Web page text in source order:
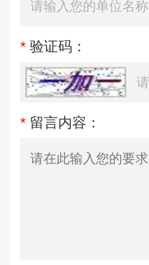
* 验证码：
* 留言内容：